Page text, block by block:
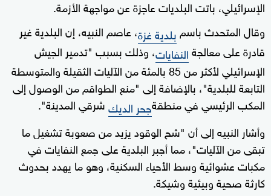
الإسرائيلي، باتت البلديات عاجزة عن مواجهة الأزمة.
وقال المتحدث باسمبلدية غزة، عاصم النبيه، إن البلدية غير
قادرة على معالجةالنفايات، وذلك بسبب "تدمير الجيش
الإسرائيلي لأكثر من 85 بالمئة من الآليات الثقيلة والمتوسطة
التابعة للبلدية"، بالإضافة إلى "منع الطواقم من الوصول إلى
المكب الرئيسي في منطقةجحر الديكشرقي المدينة".
وأشار النبيه إلى أن "شح الوقود يزيد من صعوبة تشغيل ما
تبقى من الآليات"، مما أجبر البلدية على جمع النفايات في
مكبات عشوائية وسط الأحياء السكنية، وهو ما يهدد بحدوث
كارثة صحية وبيئية وشيكة.